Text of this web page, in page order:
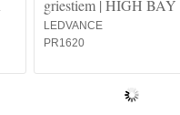
griestiem | HIGH BAY
LEDVANCE
PR1620